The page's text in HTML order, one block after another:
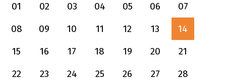
01
02 03 04 05 06
07
08
09 10 11 12 13
14
15
16 17 18 19 20
21
22
23 24 25 26 27 28